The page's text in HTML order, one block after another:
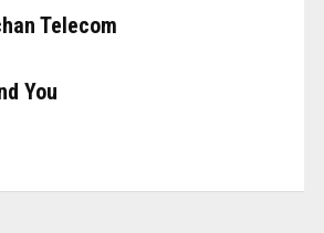
Telecom
You